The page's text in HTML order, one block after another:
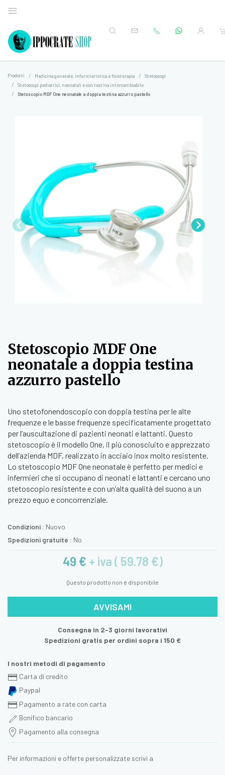
Prodotti Medicina generale, infermieristica e fisioterapia
Stetoscopi
Stetoscopi pediatrici, neonatali e con testina intercambiabile
Stetoscopio MDF One neonatale a doppia testina azzurro pastello
Stetoscopio MDF One
neonatale a doppia testina
azzurro pastello
Uno stetofonendoscopio con doppia testina per le alte
frequenze e le basse frequenze specificatamente progettato
per l’auscultazione di pazienti neonati e lattanti. Questo
stetoscopio è il modello One, il più conosciuito e apprezzato
dell’azienda MDF, realizzato in acciaio inox molto resistente.
Lo stetoscopio MDF One neonatale è perfetto per medici e
infermieri che si occupano di neonati e lattanti e cercano uno
stetoscopio resistente e con un’alta qualità del suono a un
prezzo equo e concorrenziale.
Condizioni : Nuovo
Spedizioni gratuite : No
49 € + iva ( 59.78 €)
Questo prodotto non è disponibile
AVVISAMI
Consegna in 2-3 giorni lavorativi
Spedizioni gratis per ordini sopra i 150 €
I nostri metodi di pagamento
Carta di credito
Paypal
Pagamento a rate con carta
Bonifico bancario
Pagamento alla consegna
Per informazioni e offerte personalizzate scrivi a